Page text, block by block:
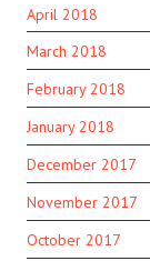
April 2018
March 2018
February 2018
January 2018
December 2017
November 2017
October 2017